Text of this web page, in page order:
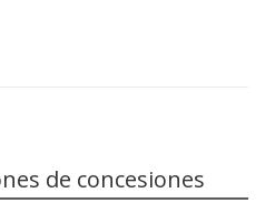
de concesiones